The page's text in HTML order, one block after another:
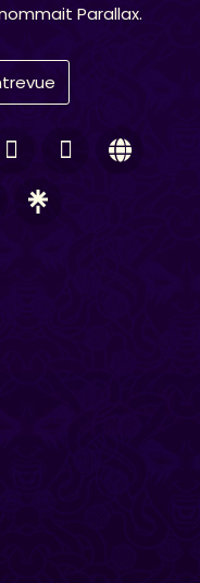
Parallax.